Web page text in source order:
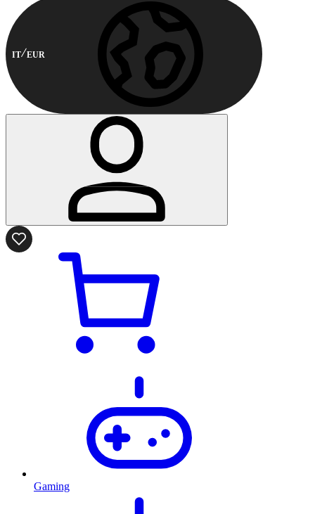
IT EUR
Gaming